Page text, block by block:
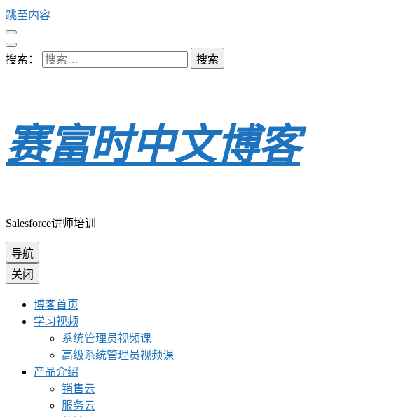
跳至内容
搜索：
赛富时中文博客
Salesforce讲师培训
导航
关闭
博客首页
学习视频
系统管理员视频课
高级系统管理员视频课
产品介绍
销售云
服务云